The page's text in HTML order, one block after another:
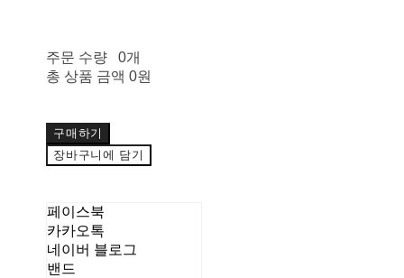
주문 수량
0개
총 상품 금액 0원
구매하기
장바구니에 담기
페이스북
카카오톡
네이버 블로그
밴드